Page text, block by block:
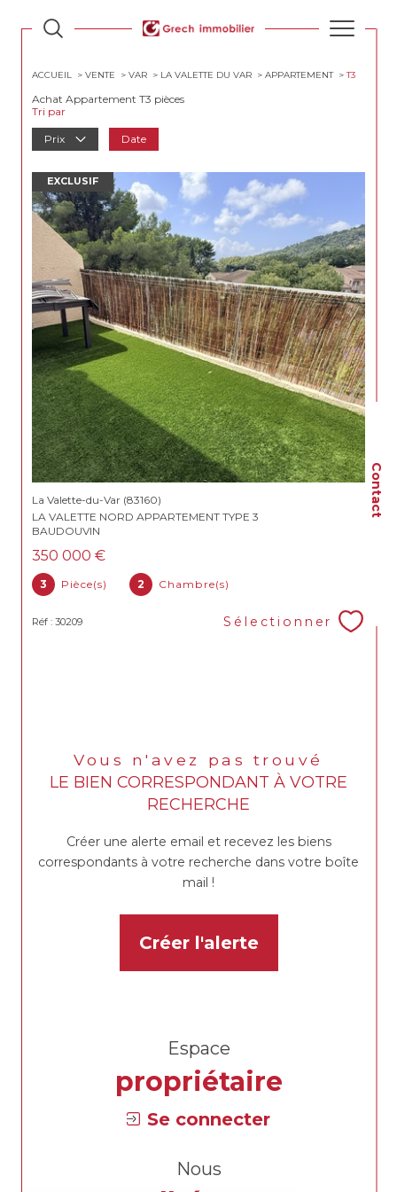
Contact
ACCUEIL VENTE VAR LA VALETTE DU VAR APPARTEMENT T3
Achat Appartement T3 pièces
Tri par
Prix Date
EXCLUSIF
La Valette-du-Var (83160)
LA VALETTE NORD APPARTEMENT TYPE 3
BAUDOUVIN
350 000 €
3 Pièce(s) 2 Chambre(s)
Réf : 30209 Sélectionner
Vous n'avez pas trouvé
LE BIEN CORRESPONDANT À VOTRE
RECHERCHE
Créer une alerte email et recevez les biens
correspondants à votre recherche dans votre boîte
mail !
Créer l'alerte
Espace
propriétaire
Se connecter
Nous